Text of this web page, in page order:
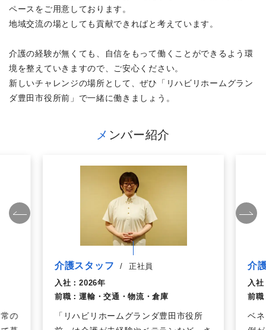
ペースをご用意しております。
地域交流の場としても貢献できればと考えています。
介護の経験が無くても、自信をもって働くことができるよう環
境を整えていきますので、ご安心ください。
新しいチャレンジの場所として、ぜひ「リハビリホームグラン
ダ豊田市役所前」で一緒に働きましょう。
メンバー紹介
の
介護スタッフ /
正社員
入社： 2026年
前職： 運輸・交通・物流・倉庫
「リハビリホームグランダ豊田市役所
介
入社
前職
ベ